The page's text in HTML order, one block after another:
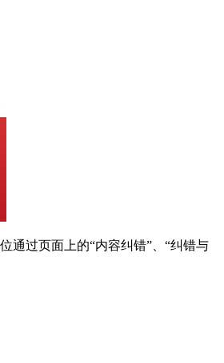
通过页面上的“内容纠错”、“纠错与